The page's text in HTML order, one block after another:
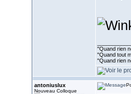
"Quand rien
"Quand tout
"Quand rien
antoniuslux
Nouveau Colloque